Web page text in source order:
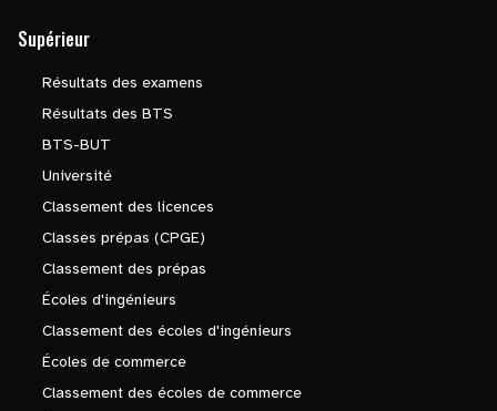
Supérieur
Résultats des examens
Résultats des BTS
BTS-BUT
Université
Classement des licences
Classes prépas (CPGE)
Classement des prépas
Écoles d'ingénieurs
Classement des écoles d'ingénieurs
Écoles de commerce
Classement des écoles de commerce